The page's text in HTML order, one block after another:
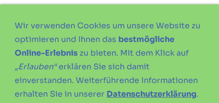
Die Mitgliedschaft in unserem Verein besteht
dauerhaft bis zur Kündigung der
Mitgliedschaft.
Wer den Verein zum Jahresende verlassen
möchte, muss bis zum 30.09.des laufendes
Wir verwenden Cookies um unsere Website zu
optimieren und Ihnen das bestmögliche
Online-Erlebnis zu bieten. Mit dem Klick auf
„Erlauben“erklären Sie sich damit
einverstanden. Weiterführende Informationen
erhalten Sie in unserer Datenschutzerklärung.